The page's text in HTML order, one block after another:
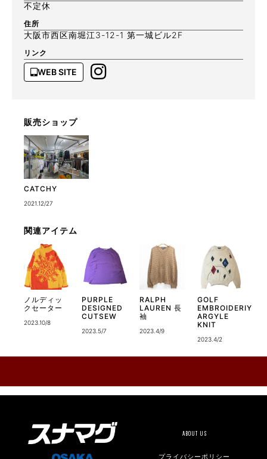
不定休
住所
大阪市西区南堀江3-12-1 第一城ビル2F
リンク
WEB SITE
販売ショップ
CATCHY
2021.12/27
関連アイテム
ノルディッ
クセーター
2023.10/8
PURPLE
DESIGNED
CUTSEW
2023.5/7
RALPH
LAUREN 長
袖
2023.4/9
GOLF
EMBROIDERIY
ARGYLE
KNIT
2023.4/2
ABOUT US
プライバシーポリシー